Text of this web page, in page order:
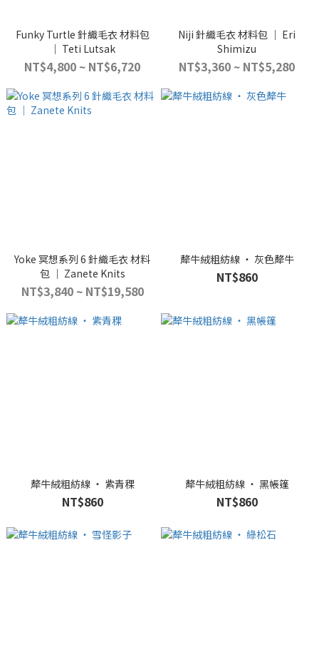
Funky Turtle 針織毛衣 材料包
｜ Teti Lutsak
NT$4,800 ~ NT$6,720
Niji 針織毛衣 材料包 ｜ Eri
Shimizu
NT$3,360 ~ NT$5,280
Yoke 冥想系列 6 針織毛衣 材料
包 ｜ Zanete Knits
NT$3,840 ~ NT$19,580
犛牛絨粗紡線 ‧ 灰色犛牛
NT$860
犛牛絨粗紡線 ‧ 紫青稞
NT$860
犛牛絨粗紡線 ‧ 黑帳篷
NT$860